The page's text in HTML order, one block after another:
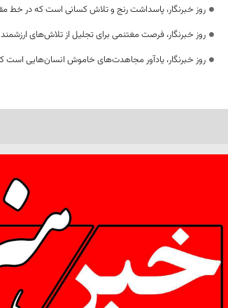
روز خبرنگار، پاسداشت رنج و تلاش کسانی است که در خط
روز خبرنگار، فرصت مغتنمی برای تجلیل از تلاش‌های
روز خبرنگار، یادآور مجاهدت‌های خاموش انسان‌هایی